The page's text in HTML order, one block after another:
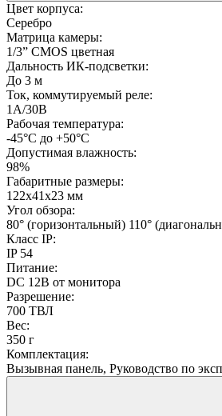
Цвет корпуса:
Серебро
Матрица камеры:
1/3” CMOS цветная
Дальность ИК-подсветки:
До 3 м
Ток, коммутируемый реле:
1А/30В
Рабочая температура:
-45°С до +50°С
Допустимая влажность:
98%
Габаритные размеры:
122х41х23 мм
Угол обзора:
80° (горизонтальный) 110°
Класс IP:
IP 54
Питание:
DC 12В от монитора
Разрешение:
700 ТВЛ
Вес:
350 г
Комплектация:
Вызывная панель, Руководство по